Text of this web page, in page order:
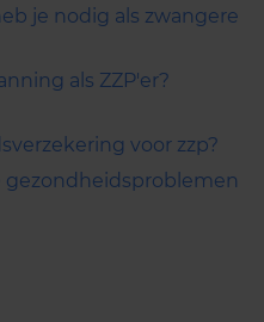
je nodig als zwangere
als ZZP'er?
voor zzp?
gezondheidsproblemen